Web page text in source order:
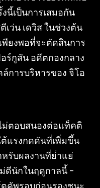
นี้เป็นการเสมอกัน
ว่น เดวิส ในช่วงต้น
พียงพอที่จะตัดสินการ
ร์กูสัน อดีตกองกลาง
ล์การบริหารของ จิโอ
ม่ตอบสนองต่อแท็คติ
แรงกดดันที่เพิ่มขึ้น
รับผลงานที่ย่ําแย่
ดีนักในฤดูกาลนี้ –
คัพรอบก่อนรองชนะ